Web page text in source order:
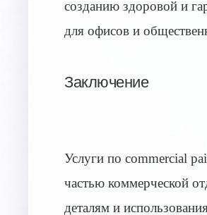
созданию здоровой и
для офисов и
Заключение
Услуги по commercial
частью коммерческой
деталям и